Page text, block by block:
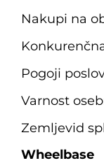
Nakupi na
Pogoji
Varnost
Zemljevid
Wheelbase